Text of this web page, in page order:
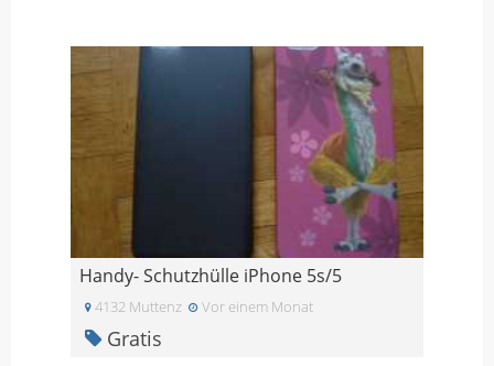
Handy- Schutzhülle iPhone 5s/5
4132 Muttenz Vor einem Monat
Gratis